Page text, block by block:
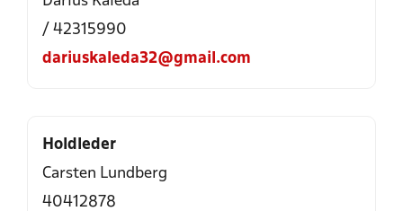
/ 42315990
dariuskaleda32@gmail.com
Holdleder
Carsten Lundberg
40412878